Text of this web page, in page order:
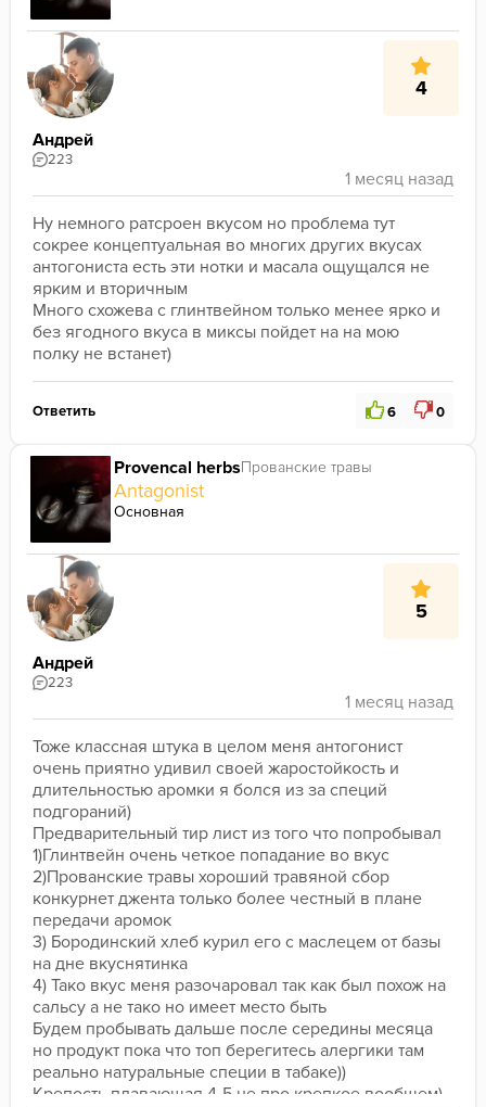
4
Андрей
223
Ну немного ратсроен вкусом но проблема тут
сокрее концептуальная во многих других вкусах
антогониста есть эти нотки и масала ощущался не
ярким и вторичным
Много схожева с глинтвейном только менее ярко и
без ягодного вкуса в миксы пойдет на на мою
полку не встанет)
Ответить 6 0
Provencal herbsПрованские травы
Antagonist
Основная
5
Андрей
223
Тоже классная штука в целом меня антогонист
очень приятно удивил своей жаростойкость и
длительностью аромки я болся из за специй
подгораний)
Предварительный тир лист из того что попробывал
1)Глинтвейн очень четкое попадание во вкус
2)Прованские травы хороший травяной сбор
конкурнет джента только более честный в плане
передачи аромок
3) Бородинский хлеб курил его с маслецем от базы
на дне вкуснятинка
4) Тако вкус меня разочаровал так как был похож на
сальсу а не тако но имеет место быть
Будем пробывать дальше после середины месяца
но продукт пока что топ берегитесь алергики там
реально натуральные специи в табаке))
Крепость плавающая 4-5 не про крепкое вообщем)